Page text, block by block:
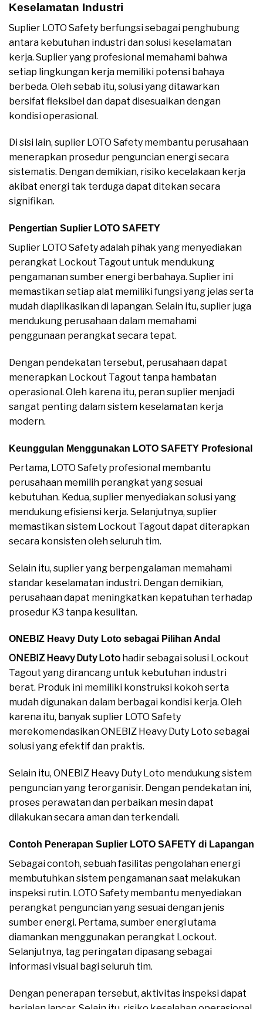
Keselamatan Industri
Suplier LOTO Safety berfungsi sebagai penghubung
antara kebutuhan industri dan solusi keselamatan
kerja. Suplier yang profesional memahami bahwa
setiap lingkungan kerja memiliki potensi bahaya
berbeda. Oleh sebab itu, solusi yang ditawarkan
bersifat fleksibel dan dapat disesuaikan dengan
kondisi operasional.
Di sisi lain, suplier LOTO Safety membantu perusahaan
menerapkan prosedur penguncian energi secara
sistematis. Dengan demikian, risiko kecelakaan kerja
akibat energi tak terduga dapat ditekan secara
signifikan.
Pengertian Suplier LOTO SAFETY
Suplier LOTO Safety adalah pihak yang menyediakan
perangkat Lockout Tagout untuk mendukung
pengamanan sumber energi berbahaya. Suplier ini
memastikan setiap alat memiliki fungsi yang jelas serta
mudah diaplikasikan di lapangan. Selain itu, suplier juga
mendukung perusahaan dalam memahami
penggunaan perangkat secara tepat.
Dengan pendekatan tersebut, perusahaan dapat
menerapkan Lockout Tagout tanpa hambatan
operasional. Oleh karena itu, peran suplier menjadi
sangat penting dalam sistem keselamatan kerja
modern.
Keunggulan Menggunakan LOTO SAFETY Profesional
Pertama, LOTO Safety profesional membantu
perusahaan memilih perangkat yang sesuai
kebutuhan. Kedua, suplier menyediakan solusi yang
mendukung efisiensi kerja. Selanjutnya, suplier
memastikan sistem Lockout Tagout dapat diterapkan
secara konsisten oleh seluruh tim.
Selain itu, suplier yang berpengalaman memahami
standar keselamatan industri. Dengan demikian,
perusahaan dapat meningkatkan kepatuhan terhadap
prosedur K3 tanpa kesulitan.
ONEBIZ Heavy Duty Loto sebagai Pilihan Andal
ONEBIZ Heavy Duty Loto hadir sebagai solusi Lockout
Tagout yang dirancang untuk kebutuhan industri
berat. Produk ini memiliki konstruksi kokoh serta
mudah digunakan dalam berbagai kondisi kerja. Oleh
karena itu, banyak suplier LOTO Safety
merekomendasikan ONEBIZ Heavy Duty Loto sebagai
solusi yang efektif dan praktis.
Selain itu, ONEBIZ Heavy Duty Loto mendukung sistem
penguncian yang terorganisir. Dengan pendekatan ini,
proses perawatan dan perbaikan mesin dapat
dilakukan secara aman dan terkendali.
Contoh Penerapan Suplier LOTO SAFETY di Lapangan
Sebagai contoh, sebuah fasilitas pengolahan energi
membutuhkan sistem pengamanan saat melakukan
inspeksi rutin. LOTO Safety membantu menyediakan
perangkat penguncian yang sesuai dengan jenis
sumber energi. Pertama, sumber energi utama
diamankan menggunakan perangkat Lockout.
Selanjutnya, tag peringatan dipasang sebagai
informasi visual bagi seluruh tim.
Dengan penerapan tersebut, aktivitas inspeksi dapat